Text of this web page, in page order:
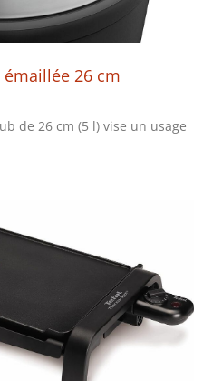
26 cm
de 26 cm (5 l) vise un usage